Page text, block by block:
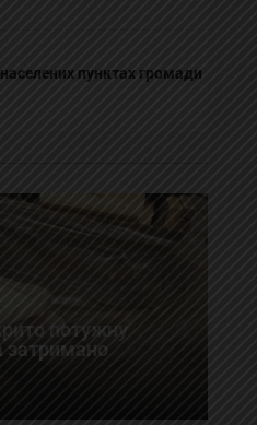
пунктах громади
потужну
затримано